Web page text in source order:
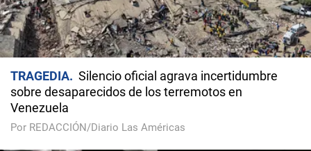
TRAGEDIA
Silencio oficial agrava incertidumbre
sobre desaparecidos de los terremotos en
Venezuela
Por REDACCIÓN/Diario Las Américas